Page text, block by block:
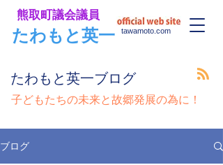
​たわもと英一
​熊取町議会議員
tawamoto.com
​たわもと英一ブログ
​子どもたちの未来と故郷発展の為に！
ブログ